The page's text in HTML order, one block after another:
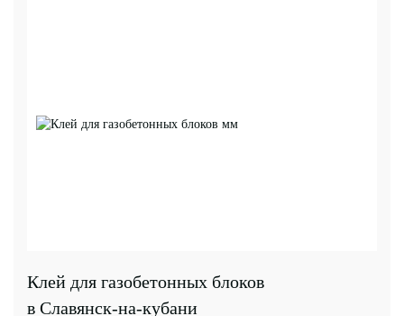
Клей для газобетонных блоков
в Славянск-на-кубани